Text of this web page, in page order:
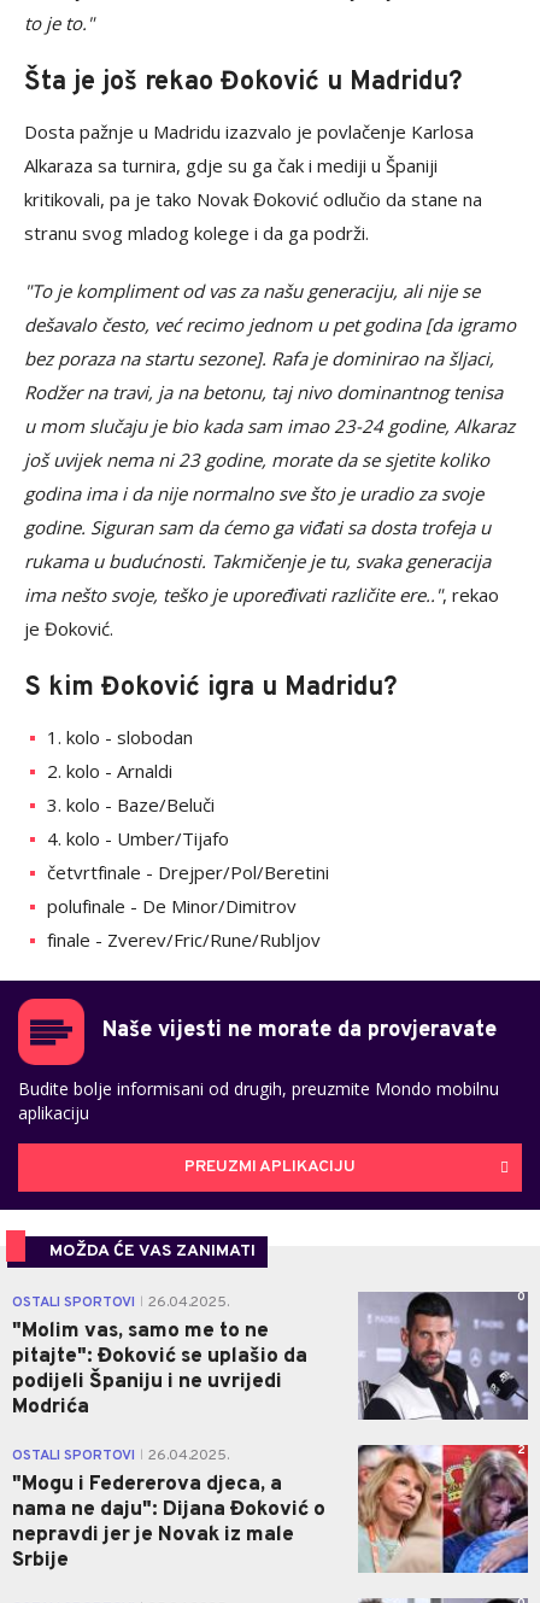
to je to."
Šta je još rekao Đoković u Madridu?
Dosta pažnje u Madridu izazvalo je povlačenje Karlosa
Alkaraza sa turnira, gdje su ga čak i mediji u Španiji
kritikovali, pa je tako Novak Đoković odlučio da stane na
stranu svog mladog kolege i da ga podrži.
"To je kompliment od vas za našu generaciju, ali nije se
dešavalo često, već recimo jednom u pet godina [da igramo
bez poraza na startu sezone]. Rafa je dominirao na šljaci,
Rodžer na travi, ja na betonu, taj nivo dominantnog tenisa
u mom slučaju je bio kada sam imao 23-24 godine, Alkaraz
još uvijek nema ni 23 godine, morate da se sjetite koliko
godina ima i da nije normalno sve što je uradio za svoje
godine. Siguran sam da ćemo ga viđati sa dosta trofeja u
rukama u budućnosti. Takmičenje je tu, svaka generacija
ima nešto svoje, teško je upoređivati različite ere..", rekao
je Đoković.
S kim Đoković igra u Madridu?
1. kolo - slobodan
2. kolo - Arnaldi
3. kolo - Baze/Beluči
4. kolo - Umber/Tijafo
četvrtfinale - Drejper/Pol/Beretini
polufinale - De Minor/Dimitrov
finale - Zverev/Fric/Rune/Rubljov
Naše vijesti ne morate da provjeravate
Budite bolje informisani od drugih, preuzmite Mondo mobilnu
aplikaciju
PREUZMI APLIKACIJU
MOŽDA ĆE VAS ZANIMATI
OSTALI SPORTOVI 26.04.2025.
"Molim vas, samo me to ne
pitajte": Đoković se uplašio da
podijeli Španiju i ne uvrijedi
Modrića
0
OSTALI SPORTOVI 26.04.2025.
"Mogu i Federerova djeca, a
nama ne daju": Dijana Đoković o
nepravdi jer je Novak iz male
Srbije
2